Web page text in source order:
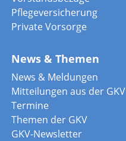
Pflegeversicherung
Private Vorsorge
News & Themen
News & Meldungen
Mitteilungen aus der GKV
Termine
Themen der GKV
GKV-Newsletter